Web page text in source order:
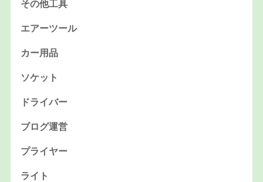
その他工具
エアーツール
カー用品
ソケット
ドライバー
ブログ運営
プライヤー
ライト